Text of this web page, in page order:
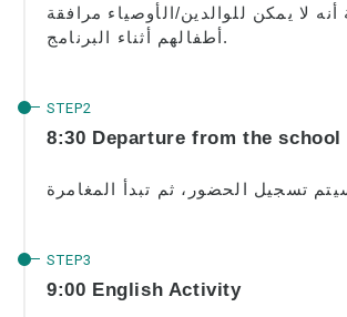
اللغة الإنجليزية للأعمال
دروس خصوصية
لحاملي تأشيرات غير الطلاب
لا يمكن للوالدين/الأوصياء مرافقة
أطفالهم أثناء البرنامج.
8:30 Departure from the school
9:00 English Activity